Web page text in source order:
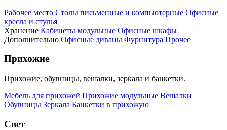
Рабочее место Столы письменные и компьютерные Офисные
кресла и стулья
Хранение Кабинеты модульные Офисные шкафы
Дополнительно Офисные диваны Фурнитура Прочее
Прихожие
Прихожие, обувницы, вешалки, зеркала и банкетки.
Мебель для прихожей Прихожие модульные Вешалки
Обувницы Зеркала Банкетки в прихожую
Свет